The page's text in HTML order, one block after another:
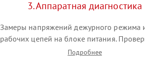
3. Аппаратная диагностика
Замеры напряжений дежурного режима
рабочих цепей на блоке питания.
видеосигналов на плате T-Con с помощью
Подробнее